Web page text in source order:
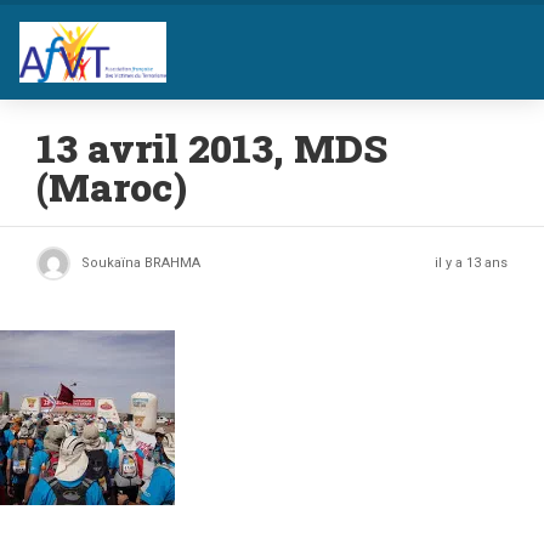
13 avril 2013, MDS
(Maroc)
Soukaïna BRAHMA il y a 13 ans